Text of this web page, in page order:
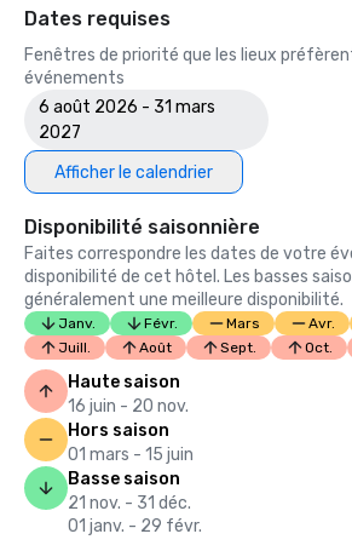
Dates requises
Fenêtres de priorité que les lieux
événements
6 août 2026 - 31 mars
2027
Afficher le calendrier
Disponibilité saisonnière
Faites correspondre les dates de votre
disponibilité de cet hôtel. Les basses
généralement une meilleure disponibilité.
Janv. Févr. Mars Avr.
Juill.
Août Sept. Oct.
Haute saison
16 juin - 20 nov.
Hors saison
01 mars - 15 juin
Basse saison
21 nov. - 31 déc.
01 janv. - 29 févr.